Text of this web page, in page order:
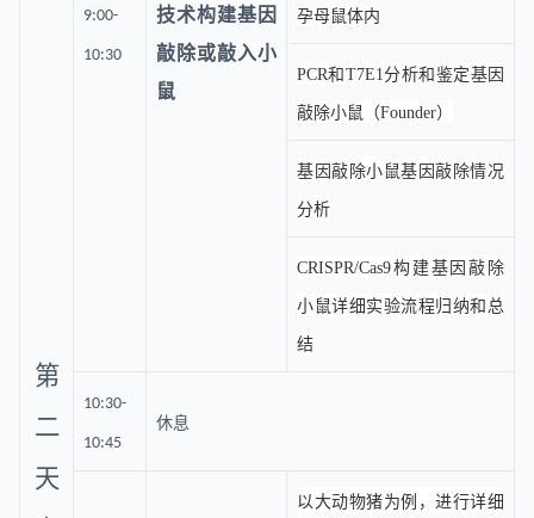
第
二
天
9:00-
10:30
技术构建基因
敲除或敲入小
鼠
孕母鼠体内
PCR和T7E1分析和鉴定基因
敲除小鼠（Founder）
基因敲除小鼠基因敲除情况
分析
CRISPR/Cas9构建基因敲除
小鼠详细实验流程归纳和总
结
10:30-
10:45
休息
以大动物猪为例，进行详细